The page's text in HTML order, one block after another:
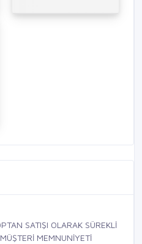
SATIŞI OLARAK SÜREKLİ
MEMNUNİYETİ